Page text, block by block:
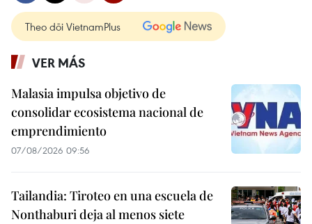
Theo dõi VietnamPlus
VER MÁS
Malasia impulsa objetivo de
consolidar ecosistema nacional de
emprendimiento
07/08/2026 09:56
Tailandia: Tiroteo en una escuela de
Nonthaburi deja al menos siete